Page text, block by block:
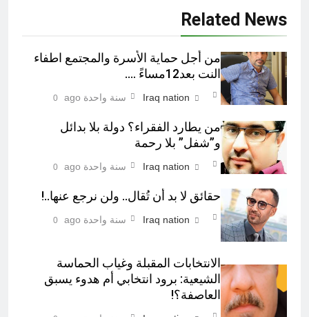
Related News
من أجل حماية الأسرة والمجتمع اطفاء
النت بعد12مساءً ….
Iraq nation سنة واحدة ago 0
من يطارد الفقراء؟ دولة بلا بدائل
و”شفل” بلا رحمة
Iraq nation سنة واحدة ago 0
حقائق لا بد أن تُقال.. ولن نرجع عنها..!
Iraq nation سنة واحدة ago 0
الانتخابات المقبلة وغياب الحماسة
الشيعية: برود انتخابي أم هدوء يسبق
العاصفة؟!